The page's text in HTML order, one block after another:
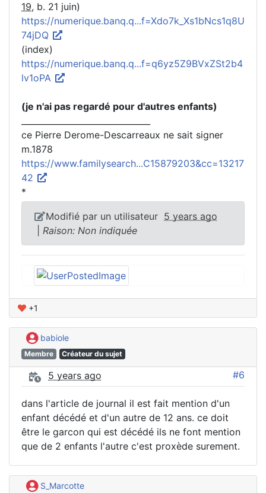
19, b. 21 juin)
https://numerique.banq.q...f=Xdo7k_Xs1bNcs1q8U
74jDQ
(index)
https://numerique.banq.q...f=q6yz5Z9BVxZSt2b4
lv1oPA
(je n'ai pas regardé pour d'autres enfants)
ce Pierre Derome-Descarreaux ne sait signer
m.1878
https://www.familysearch...C15879203&cc=13217
42
*
Modifié par un utilisateur 5 years ago
Raison: Non indiquée
+1
babiole
Membre Créateur du sujet
5 years ago #6
dans l'article de journal il est fait mention d'un
enfant décédé et d'un autre de 12 ans. ce doit
être le garcon qui est décédé ils ne font mention
que de 2 enfants l'autre c'est proxède surement.
S_Marcotte